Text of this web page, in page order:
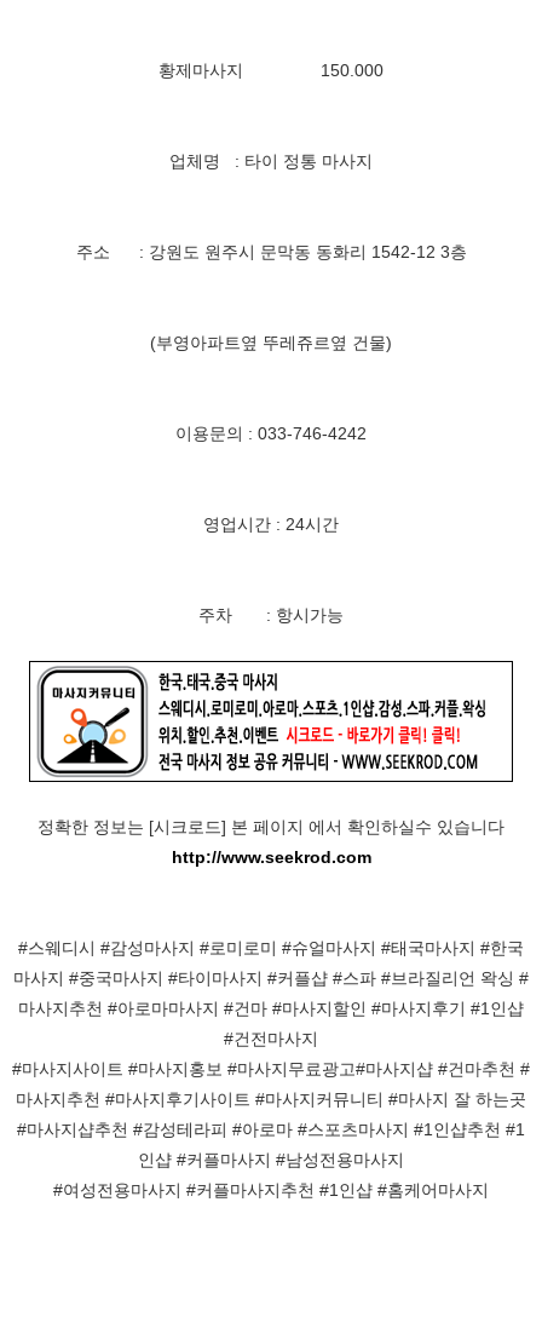
황제마사지 150.000
업체명 : 타이 정통 마사지
주소 : 강원도 원주시 문막동 동화리 1542-12 3층
(부영아파트옆 뚜레쥬르옆 건물)
이용문의 : 033-746-4242
영업시간 : 24시간
주차 : 항시가능
정확한 정보는 [시크로드] 본 페이지 에서 확인하실수 있습니다
http://www.seekrod.com
#스웨디시 #감성마사지 #로미로미 #슈얼마사지 #태국마사지 #한국
마사지 #중국마사지 #타이마사지 #커플샵 #스파 #브라질리언 왁싱 #
마사지추천 #아로마마사지 #건마 #마사지할인 #마사지후기 #1인샵
#건전마사지
#마사지사이트 #마사지홍보 #마사지무료광고#마사지샵 #건마추천 #
마사지추천 #마사지후기사이트 #마사지커뮤니티 #마사지 잘 하는곳
#마사지샵추천 #감성테라피 #아로마 #스포츠마사지 #1인샵추천 #1
인샵 #커플마사지 #남성전용마사지
#여성전용마사지 #커플마사지추천 #1인샵 #홈케어마사지